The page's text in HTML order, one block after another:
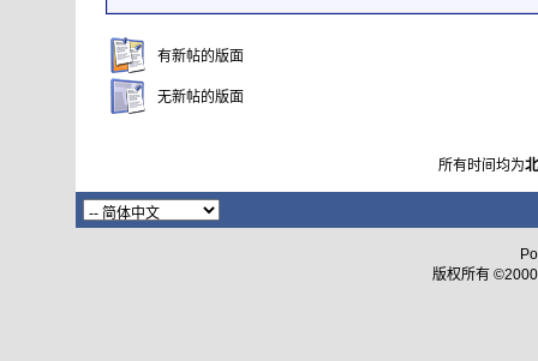
有新帖的版面
无新帖的版面
所有时间均为
版权所有